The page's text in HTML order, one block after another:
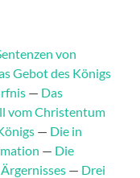
von
Gebot des Königs
— Das
vom Christentum
— Die in
— Die
— Drei